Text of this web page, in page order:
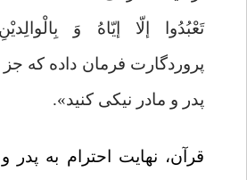
تَعْبُدُوا إلّا إیّاهُ وَ بِالْوالِدیْنِ
پروردگارت فرمان داده که جز
پدر و مادر نیکی کنید»
.
قرآن، نهایت احترام به پدر